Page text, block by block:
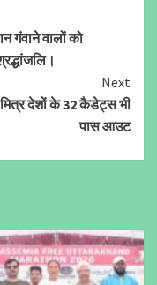
गंवाने वालों को
Next
मित्र देशों के 32 कैडेट्स भी
पास आउट